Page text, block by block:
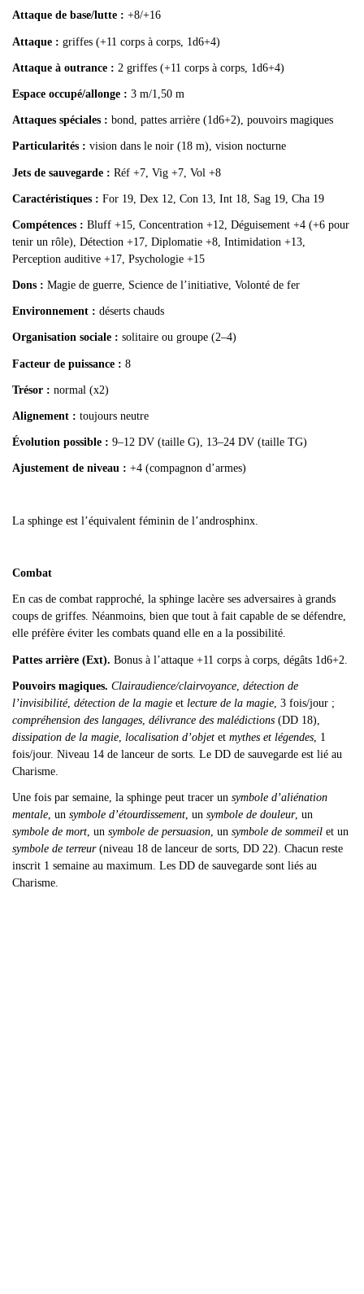
Attaque de base/lutte : +8/+16
Attaque : griffes (+11 corps à corps, 1d6+4)
Attaque à outrance : 2 griffes (+11 corps à corps, 1d6+4)
Espace occupé/allonge : 3 m/1,50 m
Attaques spéciales : bond, pattes arrière (1d6+2), pouvoirs magiques
Particularités : vision dans le noir (18 m), vision nocturne
Jets de sauvegarde : Réf +7, Vig +7, Vol +8
Caractéristiques : For 19, Dex 12, Con 13, Int 18, Sag 19, Cha 19
Compétences : Bluff +15, Concentration +12, Déguisement +4 (+6 pour
tenir un rôle), Détection +17, Diplomatie +8, Intimidation +13,
Perception auditive +17, Psychologie +15
Dons : Magie de guerre, Science de l’initiative, Volonté de fer
Environnement : déserts chauds
Organisation sociale : solitaire ou groupe (2–4)
Facteur de puissance : 8
Trésor : normal (x2)
Alignement : toujours neutre
Évolution possible : 9–12 DV (taille G), 13–24 DV (taille TG)
Ajustement de niveau : +4 (compagnon d’armes)
La sphinge est l ’équivalent féminin de l’androsphinx.
Combat
En cas de combat rapproché, la sphinge lacère ses adversaires à grands
coups de griffes. Néanmoins, bien que tout à fait capable de se défendre,
elle préfère éviter les combats quand elle en a la possibilité.
Pattes arrière (Ext). Bonus à l’attaque +11 corps à corps, dégâts 1d6+2.
Pouvoirs magiques. Clairaudience/clairvoyance détection de
l’invisibilité, détection de la magie et lecture de la magie 3 fois/jour ;
compréhension des langages délivrance des malédictions (DD 18),
dissipation de la magie localisation d’objet et mythes et légendes 1
fois/jour. Niveau 14 de lanceur de sorts. Le DD de sauvegarde est lié au
Charisme.
Une fois par semaine, la sphinge peut tracer un symbole d’aliénation
mentale , un symbole d’étourdissement , un symbole de douleur, un
symbole de mort , un symbole de persuasion , un symbole de sommeil et un
symbole de terreur(niveau 18 de lanceur de sorts, DD 22). Chacun reste
inscrit 1 semaine au maximum. Les DD de sauvegarde sont liés au
Charisme.